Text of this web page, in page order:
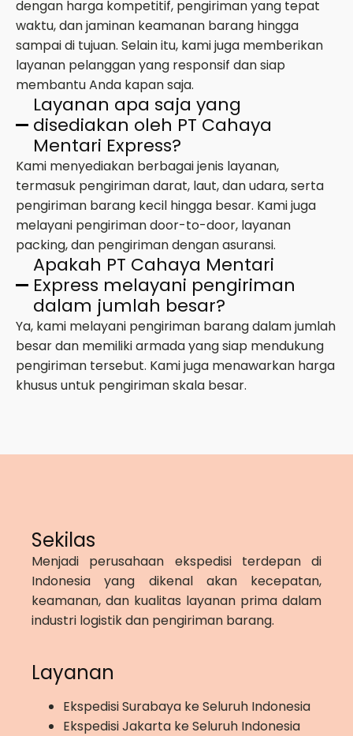
dengan harga kompetitif, pengiriman yang tepat
waktu, dan jaminan keamanan barang hingga
sampai di tujuan. Selain itu, kami juga memberikan
layanan pelanggan yang responsif dan siap
membantu Anda kapan saja.
Layanan apa saja yang
disediakan oleh PT Cahaya
Mentari Express?
Kami menyediakan berbagai jenis layanan,
termasuk pengiriman darat, laut, dan udara, serta
pengiriman barang kecil hingga besar. Kami juga
melayani pengiriman door-to-door, layanan
packing, dan pengiriman dengan asuransi.
Apakah PT Cahaya Mentari
Express melayani pengiriman
dalam jumlah besar?
Ya, kami melayani pengiriman barang dalam jumlah
besar dan memiliki armada yang siap mendukung
pengiriman tersebut. Kami juga menawarkan harga
khusus untuk pengiriman skala besar.
Sekilas
Menjadi perusahaan ekspedisi terdepan di
Indonesia yang dikenal akan kecepatan,
keamanan, dan kualitas layanan prima dalam
industri logistik dan pengiriman barang.
Layanan
Ekspedisi Surabaya ke Seluruh Indonesia
Ekspedisi Jakarta ke Seluruh Indonesia